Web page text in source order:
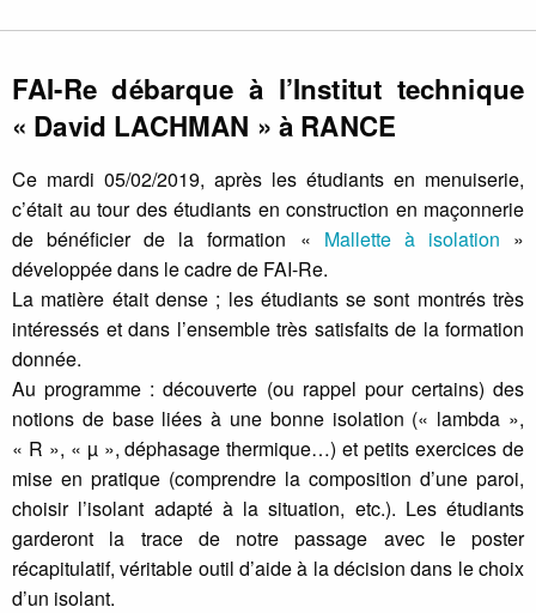
FAI-Re débarque à l’Institut technique
« David LACHMAN » à RANCE
Ce mardi 05/02/2019, après les étudiants en menuiserie,
c’était au tour des étudiants en construction en maçonnerie
de bénéficier de la formation « Mallette à isolation »
développée dans le cadre de FAI-Re.
La matière était dense ; les étudiants se sont montrés très
intéressés et dans l’ensemble très satisfaits de la formation
donnée.
Au programme : découverte (ou rappel pour certains) des
notions de base liées à une bonne isolation (« lambda »,
« R », « µ », déphasage thermique…) et petits exercices de
mise en pratique (comprendre la composition d’une paroi,
choisir l’isolant adapté à la situation, etc.). Les étudiants
garderont la trace de notre passage avec le poster
récapitulatif, véritable outil d’aide à la décision dans le choix
d’un isolant.